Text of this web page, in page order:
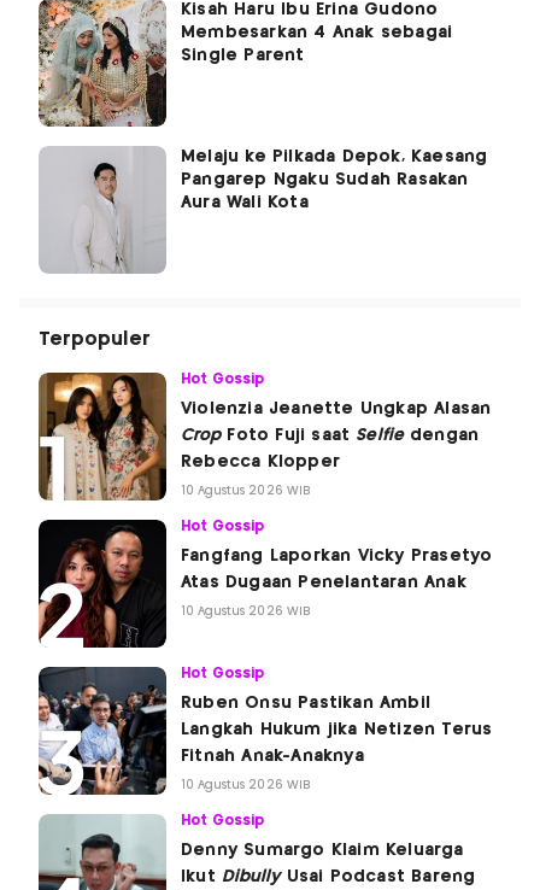
Kisah Haru Ibu Erina Gudono
Membesarkan 4 Anak sebagai
Single Parent
Melaju ke Pilkada Depok, Kaesang
Pangarep Ngaku Sudah Rasakan
Aura Wali Kota
Terpopuler
Hot Gossip
Violenzia Jeanette Ungkap Alasan
CropFoto Fuji saat Selfiedengan
Rebecca Klopper
10 Agustus 2026 WIB
Hot Gossip
Fangfang Laporkan Vicky Prasetyo
Atas Dugaan Penelantaran Anak
10 Agustus 2026 WIB
Hot Gossip
Ruben Onsu Pastikan Ambil
Langkah Hukum jika Netizen Terus
Fitnah Anak-Anaknya
10 Agustus 2026 WIB
Hot Gossip
Denny Sumargo Klaim Keluarga
Ikut DibullyUsai Podcast Bareng